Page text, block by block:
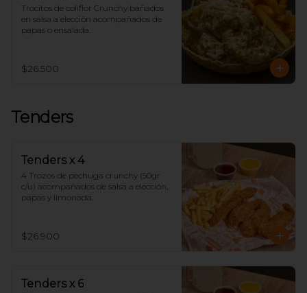
Trocitos de coliflor Crunchy bañados
en salsa a elección acompañados de
papas o ensalada.
$26.500
Tenders
Tenders x 4
4 Trozos de pechuga crunchy (50gr
c/u) acompañados de salsa a elección,
papas y limonada.
$26.900
Tenders x 6